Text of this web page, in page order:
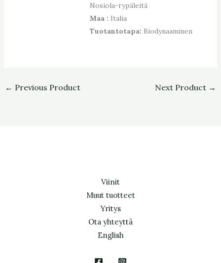
Nosiola-rypäleitä
Maa : Italia
Tuotantotapa: Biodynaaminen
← Previous Product Next Product →
Viinit
Muut tuotteet
Yritys
Ota yhteyttä
English